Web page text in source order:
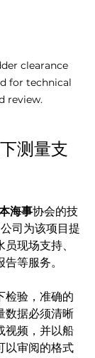
clearance
for technical
review.
测量支
海事协会的技
司为该项目提
现场支持、
等服务。
检验，准确的
数据必须清晰
视频，并以船
以审阅的格式